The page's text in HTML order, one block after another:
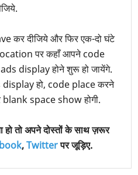
कर दीजिये और फिर एक-दो घंटे
पर कहाँ आपने code
display होने शुरू हो जायेंगे.
हो, code place करने
space show होगी.
तो अपने दोस्तों के साथ ज़रूर
,Twitterपर जूड़िए.